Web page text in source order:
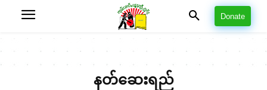
Donate
နတ်ဆေးရည်